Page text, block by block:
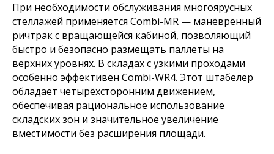
При необходимости обслуживания многоярусных
стеллажей применяется Combi-MR — манёвренный
ричтрак с вращающейся кабиной, позволяющий
быстро и безопасно размещать паллеты на
верхних уровнях. В складах с узкими проходами
особенно эффективен Combi-WR4. Этот штабелёр
обладает четырёхсторонним движением,
обеспечивая рациональное использование
складских зон и значительное увеличение
вместимости без расширения площади.